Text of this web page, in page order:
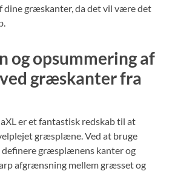
dine græskanter, da det vil være det
og opsummering af
græskanter fra
er et fantastisk redskab til at
græsplæne. Ved at bruge
græsplænens kanter og
afgrænsning mellem græsset og